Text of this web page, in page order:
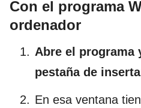
Con el programa
ordenador
Abre el programa
pestaña de
En esa ventana